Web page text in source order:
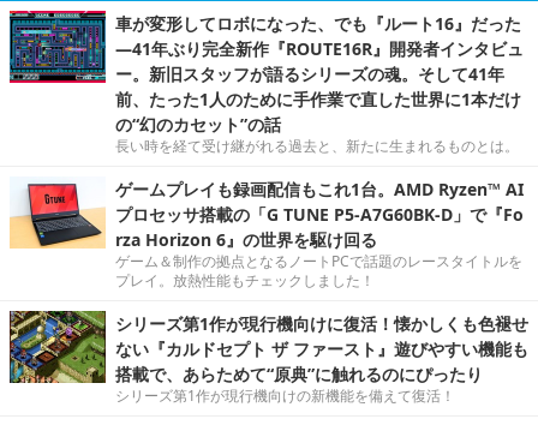
車が変形してロボになった、でも『ルート16』だった
―41年ぶり完全新作『ROUTE16R』開発者インタビュ
ー。新旧スタッフが語るシリーズの魂。そして41年
前、たった1人のために手作業で直した世界に1本だけ
の“幻のカセット”の話
長い時を経て受け継がれる過去と、新たに生まれるものとは。
ゲームプレイも録画配信もこれ1台。AMD Ryzen™ AI
プロセッサ搭載の「G TUNE P5-A7G60BK-D」で『Fo
rza Horizon 6』の世界を駆け回る
ゲーム＆制作の拠点となるノートPCで話題のレースタイトルを
プレイ。放熱性能もチェックしました！
シリーズ第1作が現行機向けに復活！懐かしくも色褪せ
ない『カルドセプト ザ ファースト』遊びやすい機能も
搭載で、あらためて“原典”に触れるのにぴったり
シリーズ第1作が現行機向けの新機能を備えて復活！